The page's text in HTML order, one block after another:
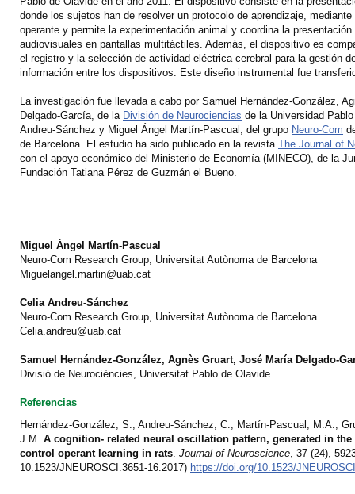
donde los sujetos han de resolver un protocolo de aprendizaje,
operante y permite la experimentación animal y coordina la
audiovisuales en pantallas multitáctiles. Además, el dispositivo es
el registro y la selección de actividad eléctrica cerebral para la gestión
información entre los dispositivos. Este diseño instrumental fue
La investigación fue llevada a cabo por Samuel Hernández-González,
Delgado-García, de la División de Neurociencias de la Universidad
Andreu-Sánchez y Miguel Ángel Martín-Pascual, del grupo Neuro-Com
de Barcelona. El estudio ha sido publicado en la revista The Journal of
con el apoyo económico del Ministerio de Economía (MINECO), de la
Fundación Tatiana Pérez de Guzmán el Bueno.
Miguel Ángel Martín-Pascual
Neuro-Com Research Group, Universitat Autònoma de Barcelona
Miguelangel.martin@uab.cat
Celia Andreu-Sánchez
Neuro-Com Research Group, Universitat Autònoma de Barcelona
Celia.andreu@uab.cat
Samuel Hernández-González, Agnès Gruart, José María Delgado-
Divisió de Neurociències, Universitat Pablo de Olavide
Referencias
Hernández-González, S., Andreu-Sánchez, C., Martín-Pascual, M.A.,
J.M. A cognition- related neural oscillation pattern, generated in
control operant learning in rats Journal of Neuroscience , 37 (24),
10.1523/JNEUROSCI.3651-16.2017) https://doi.org/10.1523/